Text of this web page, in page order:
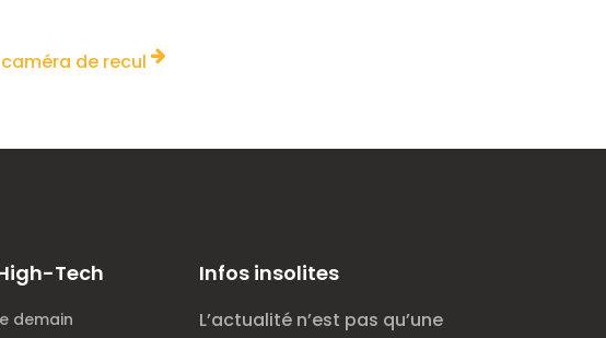
de recul
Tech
demain
Infos insolites
L’actualité n’est pas qu’une